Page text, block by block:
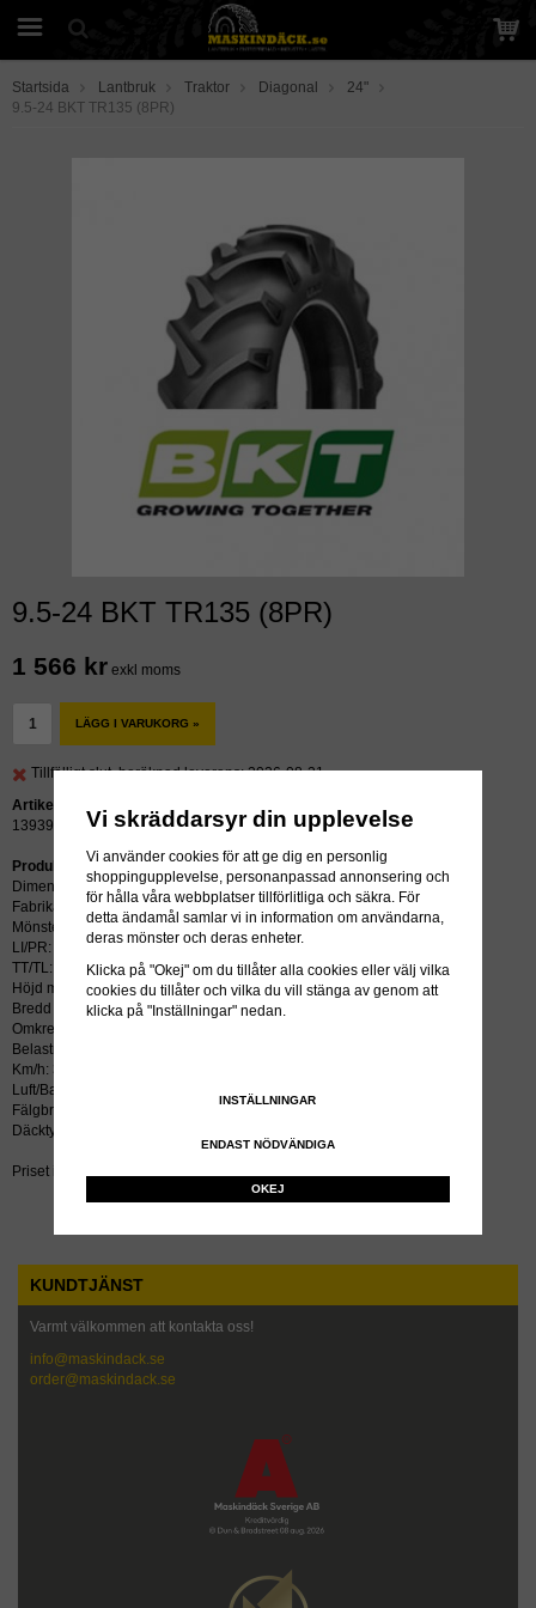
Startsida Lantbruk Traktor Diagonal
24"
9.5-24 BKT TR135 (8PR)
9.5-24 BKT TR135 (8PR)
1 566 kr exkl moms
LÄGG I VARUKORG »
Tillfälligt slut, beräknad leverans: 2026-08-21
Artikelnummer:
13939
Produktbeskrivning:
Dimension: 9.5-24
Fabrikat: BKT
Mönster: TR135
LI/PR: 8PR
TT/TL: TT (slang krävs)
Höjd mm: 1056
Bredd mm: 232
Omkrets mm: 3105
Belastning kg: 1120
Km/h: 30
Luft/Bar: 2.8
Fälgbredd tum: 8
Däcktyp: diagonal
Priset inkluderar återvinningsavgift!
KUNDTJÄNST
Varmt välkommen att kontakta oss!
info@maskindack.se
order@maskindack.se
Vi skräddarsyr din upplevelse
Vi använder cookies för att ge dig en personlig
shoppingupplevelse, personanpassad annonsering och
för hålla våra webbplatser tillförlitliga och säkra. För
detta ändamål samlar vi in information om användarna,
deras mönster och deras enheter.
Klicka på "Okej" om du tillåter alla cookies eller välj vilka
cookies du tillåter och vilka du vill stänga av genom att
klicka på "Inställningar" nedan.
INSTÄLLNINGAR
ENDAST NÖDVÄNDIGA
OKEJ